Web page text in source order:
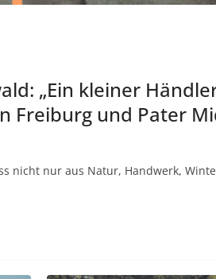
„Ein kleiner
Freiburg und Pater
nicht nur aus Natur, Handwerk,